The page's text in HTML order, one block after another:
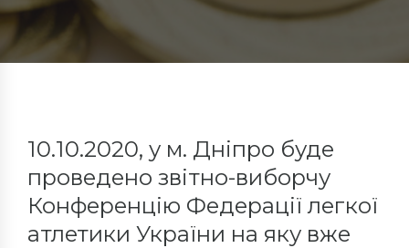
10.10.2020, у м. Дніпро буде
проведено звітно-виборчу
Конференцію Федерації легкої
атлетики України на яку вже